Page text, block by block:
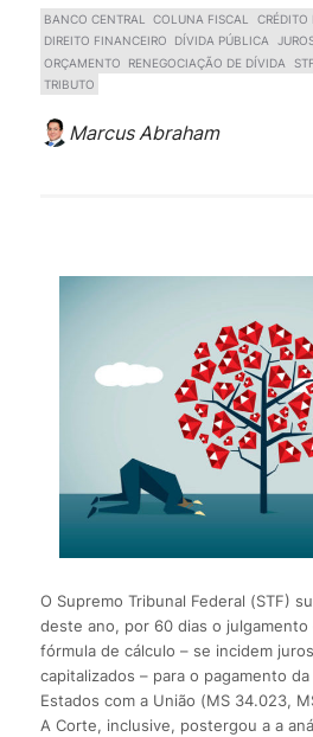
BANCO CENTRAL COLUNA FISCAL
CRÉDITO
DIREITO FINANCEIRO
DÍVIDA PÚBLICA
ORÇAMENTO
RENEGOCIAÇÃO DE DÍVIDA STF
TRIBUTO
Marcus Abraham
O Supremo Tribunal Federal (STF)
deste ano, por 60 dias o
fórmula de cálculo – se incidem
capitalizados – para o pagamento
Estados com a União (MS 34.023,
A Corte, inclusive, postergou a a